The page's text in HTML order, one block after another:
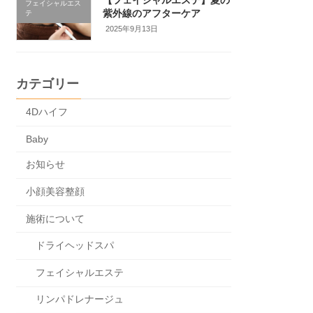
フェイシャルエス
テ
紫外線のアフターケア
2025年9月13日
カテゴリー
4Dハイフ
Baby
お知らせ
小顔美容整顔
施術について
ドライヘッドスパ
フェイシャルエステ
リンパドレナージュ